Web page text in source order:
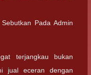
Pada Admin
terjangkau bukan
jual eceran dengan